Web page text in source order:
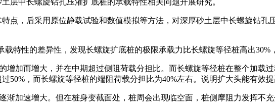
点，后采用原位静载试验和数值模拟等方法，对深厚砂土层中长螺旋钻孔
特性的差异性，发现长螺旋扩底桩的极限承载力比长螺旋等径桩高出30%
增加而增大，并在中期超过侧阻荷载分担比。而长螺旋等径桩在整个加载
50%，而长螺旋等径桩的端阻荷载分担比为40%左右。说明扩大头能有效
渐加速增大。但在桩身变截面处，桩周会出现临空面，桩侧摩阻力发挥不